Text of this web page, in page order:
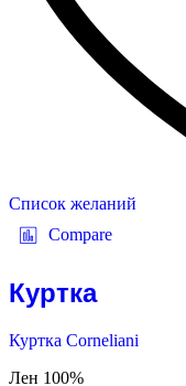
Список желаний
Compare
Куртка
Куртка Corneliani
Лен 100%